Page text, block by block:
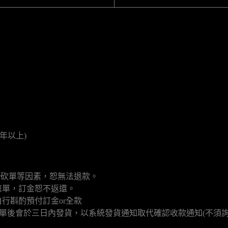
以上)
單等因素，恕無法退款。
，訂金恕不返還。
斟酌預付訂金or全款
會於三日內發貨，以系統發貨通知取代確認收款通知(不須